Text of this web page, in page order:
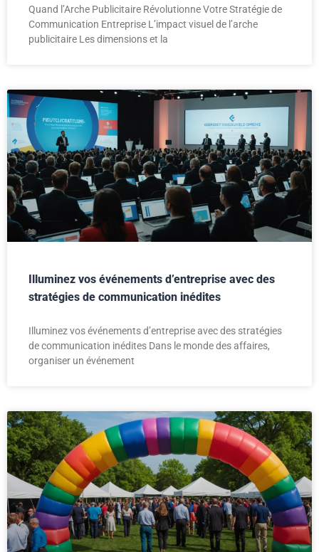
Quand l’Arche Publicitaire Révolutionne Votre Stratégie de
Communication Entreprise L’impact visuel de l’arche
publicitaire Les dimensions et la
Illuminez vos événements d’entreprise avec des
stratégies de communication inédites
Illuminez vos événements d’entreprise avec des stratégies
de communication inédites Dans le monde des affaires,
organiser un événement